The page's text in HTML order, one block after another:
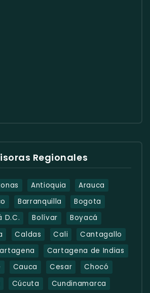
Regionales
Antioquia
Arauca
Barranquilla
Bogota
D.C.
Bolívar
Boyacá
Caldas Cali
Cantagallo
Cartagena de Indias
Cauca Cesar
Chocó
Cúcuta Cundinamarca